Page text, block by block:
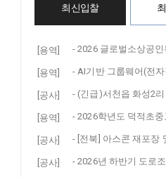
최신입찰
[용역] -2026 글로벌소상공
[용역] -AI기반 그룹웨어(전
[공사] - (긴급)서천읍 화성2
[용역] -2026학년도 덕적초
[공사] - [전북] 아스콘 재포장
[공사] -2026년 하반기 도로